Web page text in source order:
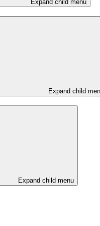
Expand child menu
Expand child
Expand child menu